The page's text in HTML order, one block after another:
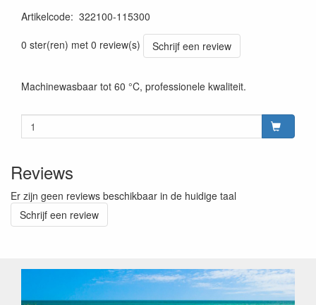
Artikelcode: 322100-115300
0 ster(ren) met 0 review(s)
Schrijf een review
Machinewasbaar tot 60 °C, professionele kwaliteit.
Reviews
Er zijn geen reviews beschikbaar in de huidige taal
Schrijf een review